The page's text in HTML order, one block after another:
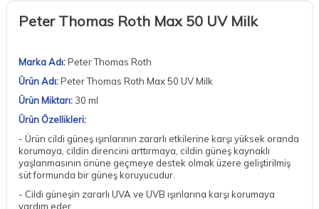
Peter Thomas Roth Max 50 UV Milk
Marka Adı:Peter Thomas Roth
Ürün Adı:Peter Thomas Roth Max 50 UV Milk
Ürün Miktarı: 30 ml
Ürün Özellikleri:
- Ürün cildi güneş ışınlarının zararlı etkilerine karşı yüksek oranda
korumaya, cildin direncini arttırmaya, cildin güneş kaynaklı
yaşlanmasının önüne geçmeye destek olmak üzere geliştirilmiş
süt formunda bir güneş koruyucudur.
- Cildi güneşin zararlı UVA ve UVB ışınlarına karşı korumaya
yardım eder.